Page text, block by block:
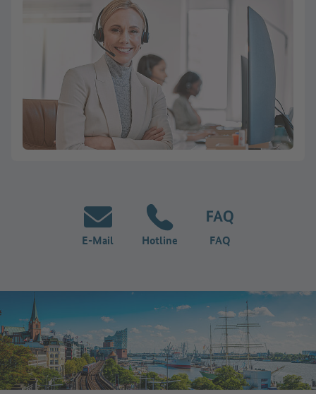
E-Mail Hotline FAQ